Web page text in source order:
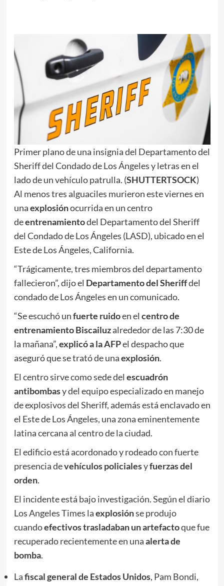
Primer plano de una insignia del Departamento del
Sheriff del Condado de Los Ángeles y letras en el
lado de un vehículo patrulla. (SHUTTERTSOCK)
Al menos tres alguaciles murieron este viernes en
unaexplosiónocurrida en un centro
deentrenamientodel Departamento del Sheriff
del Condado de Los Ángeles (LASD), ubicado en el
Este de Los Ángeles, California.
“Trágicamente, tres miembros del departamento
fallecieron”, dijo el Departamento del Sheriffdel
condado de Los Ángeles en un comunicado.
“Se escuchó unfuerte ruidoen el centro de
entrenamiento Biscailuzalrededor de las 7:30 de
la mañana”,explicó a la AFPel despacho que
aseguró que se trató de unaexplosión.
El centro sirve como sede del escuadrón
antibombasy del equipo especializado en manejo
de explosivos del Sheriff, además está enclavado en
el Este de Los Ángeles, una zona eminentemente
latina cercana al centro de la ciudad.
El edificio está acordonado y rodeado con fuerte
presencia devehículos policialesyfuerzas del
orden.
El incidente está bajo investigación. Según el diario
Los Angeles Times laexplosiónse produjo
cuandoefectivos trasladaban un artefactoque fue
recuperado recientemente en unaalerta de
bomba.
Lafiscal general de Estados Unidos, Pam Bondi,